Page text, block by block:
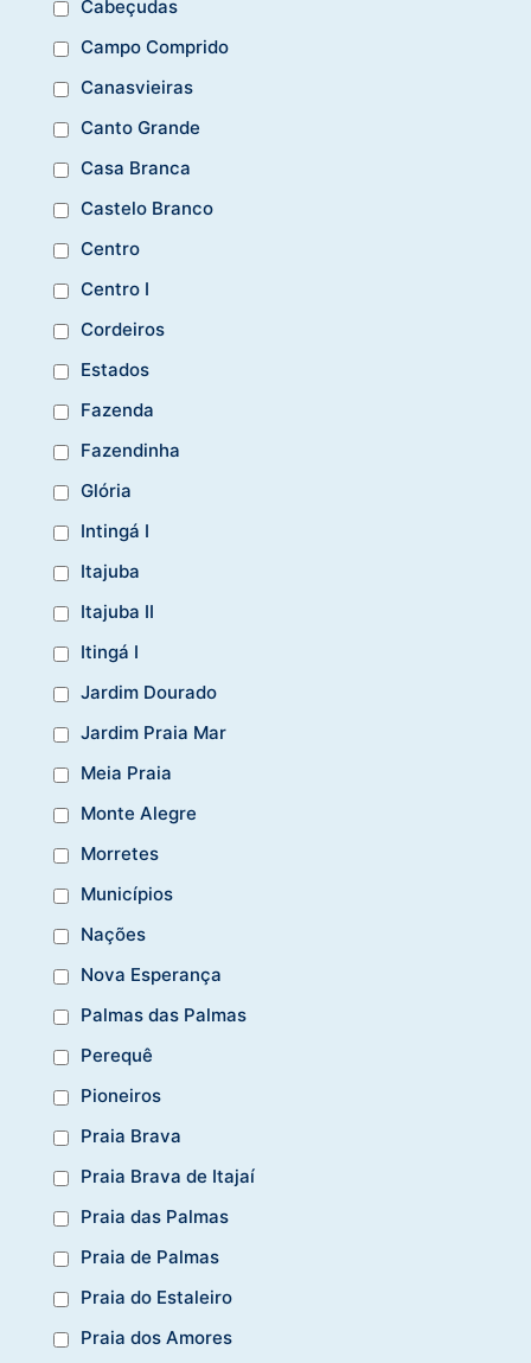
Cabeçudas
Campo Comprido
Canasvieiras
Canto Grande
Casa Branca
Castelo Branco
Centro
Centro I
Cordeiros
Estados
Fazenda
Fazendinha
Glória
Intingá I
Itajuba
Itajuba II
Itingá I
Jardim Dourado
Jardim Praia Mar
Meia Praia
Monte Alegre
Morretes
Municípios
Nações
Nova Esperança
Palmas das Palmas
Perequê
Pioneiros
Praia Brava
Praia Brava de Itajaí
Praia das Palmas
Praia de Palmas
Praia do Estaleiro
Praia dos Amores